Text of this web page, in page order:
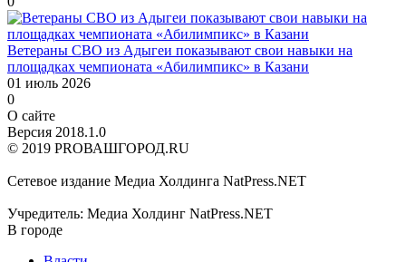
Ветераны СВО из Адыгеи показывают свои навыки на
площадках чемпионата «Абилимпикс» в Казани
01 июль 2026
0
О сайте
Версия 2018.1.0
© 2019 PROВАШГОРОД.RU
Сетевое издание Медиа Холдинга NatPress.NET
Учредитель: Медиа Холдинг NatPress.NET
В городе